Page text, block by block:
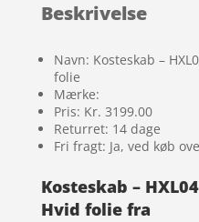
Beskrivelse
Navn: Kosteskab –
folie
Mærke:
Pris: Kr. 3199.00
Returret: 14 dage
Fri fragt: Ja, ved køb
Kosteskab –
Hvid folie fra